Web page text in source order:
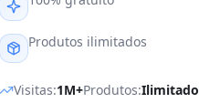
Produtos ilimitados
Visitas:1M+Produtos:Ilimitado